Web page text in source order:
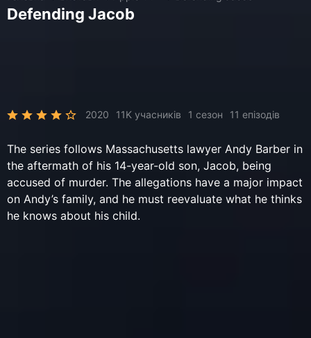
Defending Jacob
2020 11K учасників 1 сезон 11 епізодів
The series follows Massachusetts lawyer Andy Barber in
the aftermath of his 14-year-old son, Jacob, being
accused of murder. The allegations have a major impact
on Andy’s family, and he must reevaluate what he thinks
he knows about his child.